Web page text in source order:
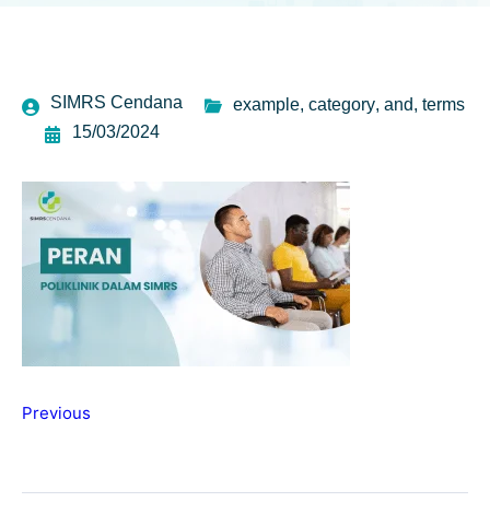
SIMRS Cendana example, category, and, terms
15/03/2024
Previous